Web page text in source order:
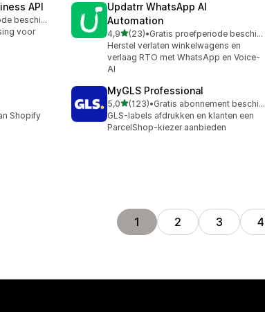
API
Gratis proefperiode beschikbaar
voor
Updatrr WhatsApp AI
Automation
4,9van 5 sterren
(23)
23 recensies in totaal
•
Gratis proefperiode beschikbaar
Herstel verlaten winkelwagens en
verlaag RTO met WhatsApp en Voice-
AI
Shopify
MyGLS Professional
5,0van 5 sterren
(123)
123 recensies in totaal
•
Gratis abonnement beschikbaar
GLS-labels afdrukken en klanten een
ParcelShop-kiezer aanbieden
1 2 3 4